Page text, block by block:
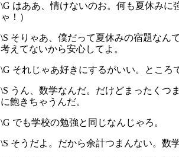
\G はああ、情けないのお。何も夏休み
ゃ！）
\S そりゃあ、僕だって夏休みの宿題なん
考えてないから安心してよ。
\G それじゃあ好きにするがいい。ところ
\S うん、数学なんだ。だけどまったくつ
に飽きちゃうんだ。
\G でも学校の勉強と同じなんじゃろ。
\S そうだよ。だから余計つまんない。数